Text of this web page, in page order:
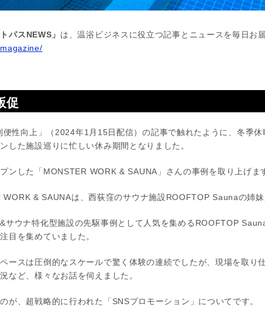
パスNEWS」 は、温浴ビジネスに役立つ記事とニュースを毎日お
促
性向上」（2024年1月15日配信）の記事で触れたように、冬季休
した施設巡りに忙しい休み期間となりました。
ンした「MONSTER WORK & SAUNA」さんの事例を取り上げま
& SAUNAは、西荻窪のサウナ施設ROOFTOP Saunaの姉妹
サウナ特化型施設の先駆事例として人気を集めるROOFTOP
目を集めていました。
ースは圧倒的なスケールで驚く体験の連続でしたが、現場を取り
など、様々なお話を伺えました。
が、超戦略的に行われた「SNSプロモーション」についてです。